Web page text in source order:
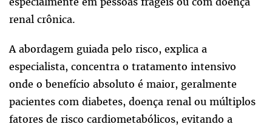
renal crônica.
A abordagem guiada pelo risco, explica a
especialista, concentra o tratamento intensivo
onde o benefício absoluto é maior, geralmente
pacientes com diabetes, doença renal ou múltiplos
fatores de risco cardiometabólicos, evitando a